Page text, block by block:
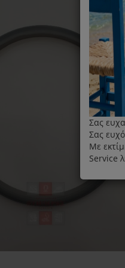
Σας
Σας
Με
Service